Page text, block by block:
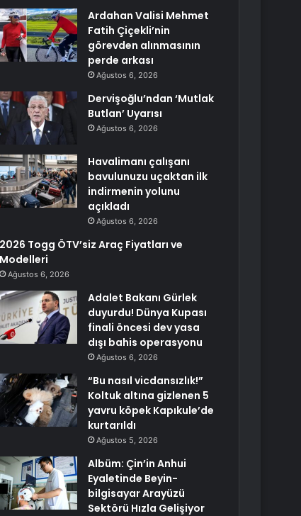
Ardahan Valisi Mehmet
Fatih Çiçekli’nin
görevden alınmasının
perde arkası
Ağustos 6, 2026
Dervişoğlu’ndan ‘Mutlak
Butlan’ Uyarısı
Ağustos 6, 2026
Havalimanı çalışanı
bavulunuzu uçaktan ilk
indirmenin yolunu
açıkladı
Ağustos 6, 2026
2026 Togg ÖTV’siz Araç Fiyatları ve
Modelleri
Ağustos 6, 2026
Adalet Bakanı Gürlek
duyurdu! Dünya Kupası
finali öncesi dev yasa
dışı bahis operasyonu
Ağustos 6, 2026
“Bu nasıl vicdansızlık!”
Koltuk altına gizlenen 5
yavru köpek Kapıkule’de
kurtarıldı
Ağustos 5, 2026
Albüm: Çin’in Anhui
Eyaletinde Beyin-
bilgisayar Arayüzü
Sektörü Hızla Gelişiyor